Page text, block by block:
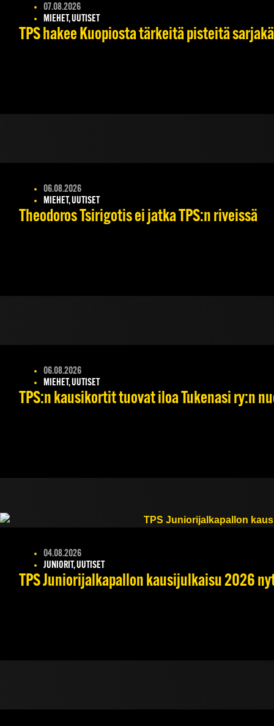
07.08.2026
MIEHET, UUTISET
TPS hakee Kuopiosta tärkeitä pisteitä
06.08.2026
MIEHET, UUTISET
Theodoros Tsirigotis ei jatka TPS:n riveissä
06.08.2026
MIEHET, UUTISET
TPS:n kausikortit tuovat iloa Tukenasi ry:n
04.08.2026
JUNIORIT, UUTISET
TPS Juniorijalkapallon kausijulkaisu 2026